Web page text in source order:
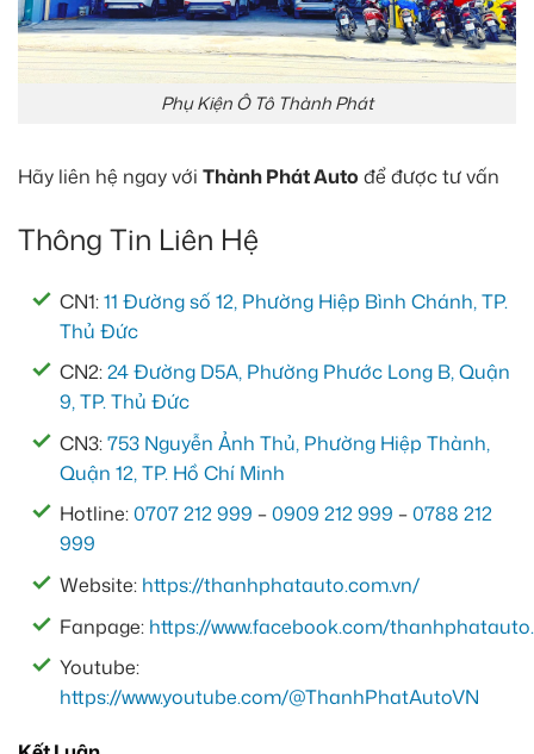
Phụ Kiện Ô Tô Thành Phát
Hãy liên hệ ngay với Thành Phát Auto để được tư vấn
Thông Tin Liên Hệ
CN1:11 Đường số 12, Phường Hiệp Bình Chánh, TP.
Thủ Đức
CN2:24 Đường D5A, Phường Phước Long B, Quận
9, TP. Thủ Đức
CN3:753 Nguyễn Ảnh Thủ, Phường Hiệp Thành,
Quận 12, TP. Hồ Chí Minh
Hotline:0707 212 999 –0909 212 999 –0788 212
999
Website: https://thanhphatauto.com.vn/
Fanpage: https://www.facebook.com/
Youtube:
https://www.youtube.com/@ThanhPhatAutoVN